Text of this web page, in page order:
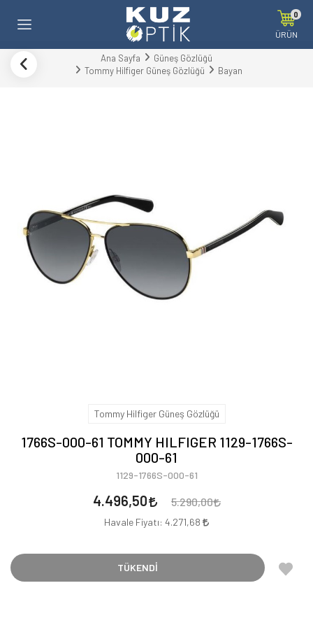
0
ÜRÜN
Ana Sayfa
Güneş Gözlüğü
Tommy Hilfiger Güneş Gözlüğü
Bayan
Tommy Hilfiger Güneş Gözlüğü
1766S-000-61 TOMMY HILFIGER 1129-1766S-
000-61
1129-1766S-000-61
4.496,50 5.290,00
Havale Fiyatı: 4.271,68
TÜKENDİ